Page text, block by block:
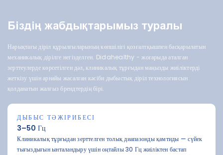
Біздің жабдықтарымыз туралы
Нарықтағы діріл құрылғыларының көпшілігі қозғалтқышпен басқарылатын
механикалық дірілге негізделген. Didahealthy - жоғарыда аталған
зерттеулерде көрсетілген дәл, клиникалық тұрғыдан маңызды жиіліктерді
жеткізу үшін арнайы жасалған кәсіби дыбыстық діріл технологиясын
қолданатын жалғыз брендтердің бірі.
ДЫБЫС ТӘЖІРИБЕСІ
3–50 Гц
Клиникалық тұрғыдан зерттелген толық диапазонды қамтиды — сүйек
тығыздығын ынталандыру үшін оңтайлы 30 Гц жиіліктен бастап